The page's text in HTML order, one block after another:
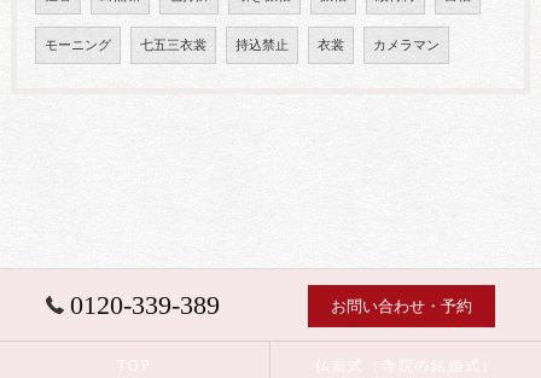
モーニング 七五三衣裳 持込禁止 衣裳 カメラマン
0120-339-389 お問い合わせ・予約